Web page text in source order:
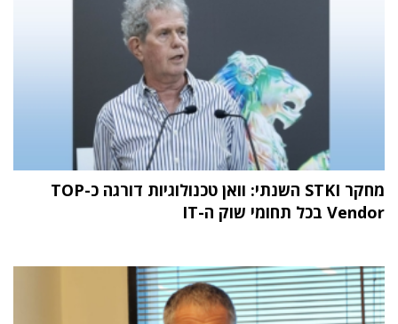
מחקר STKI השנתי: וואן טכנולוגיות דורגה כ-TOP
Vendor בכל תחומי שוק ה-IT